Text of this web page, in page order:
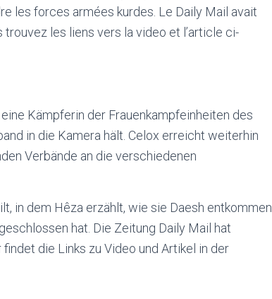
les forces armées kurdes. Le Daily Mail avait
les liens vers la video et l’article ci-
Kämpferin der Frauenkampfeinheiten des
in die Kamera hält. Celox erreicht weiterhin
Verbände an die verschiedenen
in dem Hêza erzählt, wie sie Daesh entkommen
hat. Die Zeitung Daily Mail hat
die Links zu Video und Artikel in der